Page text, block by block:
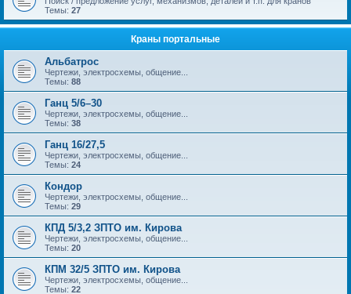
Темы: 27
Краны портальные
Альбатрос
Чертежи, электросхемы, общение...
Темы: 88
Ганц 5/6–30
Чертежи, электросхемы, общение...
Темы: 38
Ганц 16/27,5
Чертежи, электросхемы, общение...
Темы: 24
Кондор
Чертежи, электросхемы, общение...
Темы: 29
КПД 5/3,2 ЗПТО им. Кирова
Чертежи, электросхемы, общение...
Темы: 20
КПМ 32/5 ЗПТО им. Кирова
Чертежи, электросхемы, общение...
Темы: 22